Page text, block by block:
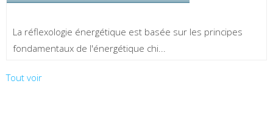
La réflexologie énergétique est basée sur les principes
fondamentaux de l'énergétique chi...
Tout voir